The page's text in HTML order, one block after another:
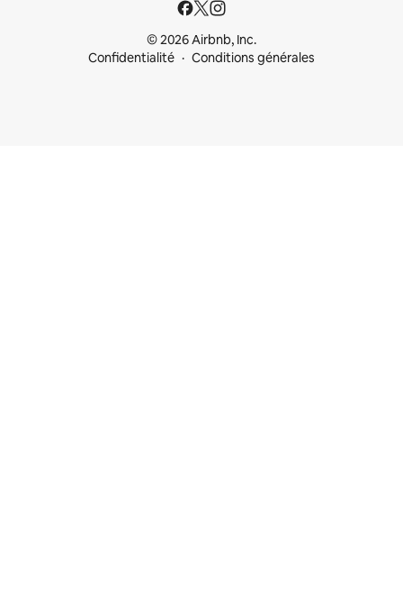
© 2026 Airbnb, Inc.
Confidentialité
Conditions générales